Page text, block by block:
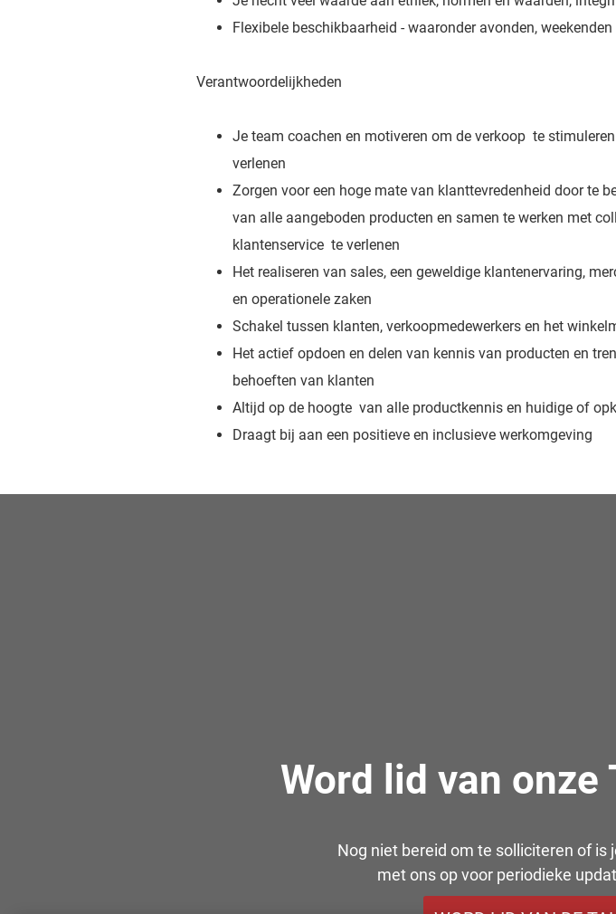
Flexibele beschikbaarheid - waaronder avonden,
Verantwoordelijkheden
Je team coachen en motiveren om de verkoop te
verlenen
Zorgen voor een hoge mate van klanttevredenheid door te
van alle aangeboden producten en samen te werken met
klantenservice te verlenen
Het realiseren van sales, een geweldige klantenervaring,
en operationele zaken
Schakel tussen klanten, verkoopmedewerkers en het
Het actief opdoen en delen van kennis van producten en
behoeften van klanten
Altijd op de hoogte van alle productkennis en huidige of
Draagt bij aan een positieve en inclusieve werkomgeving
Word lid van
Nog niet bereid om te solliciteren of
met ons op voor periodieke